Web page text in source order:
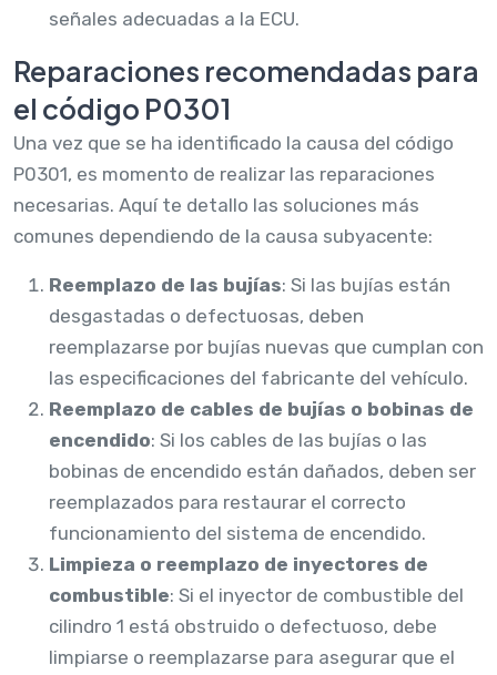
señales adecuadas a la ECU.
Reparaciones recomendadas para
el código P0301
Una vez que se ha identificado la causa del código
P0301, es momento de realizar las reparaciones
necesarias. Aquí te detallo las soluciones más
comunes dependiendo de la causa subyacente:
Reemplazo de las bujías: Si las bujías están
desgastadas o defectuosas, deben
reemplazarse por bujías nuevas que cumplan con
las especificaciones del fabricante del vehículo.
Reemplazo de cables de bujías o bobinas de
encendido: Si los cables de las bujías o las
bobinas de encendido están dañados, deben ser
reemplazados para restaurar el correcto
funcionamiento del sistema de encendido.
Limpieza o reemplazo de inyectores de
combustible: Si el inyector de combustible del
cilindro 1 está obstruido o defectuoso, debe
limpiarse o reemplazarse para asegurar que el